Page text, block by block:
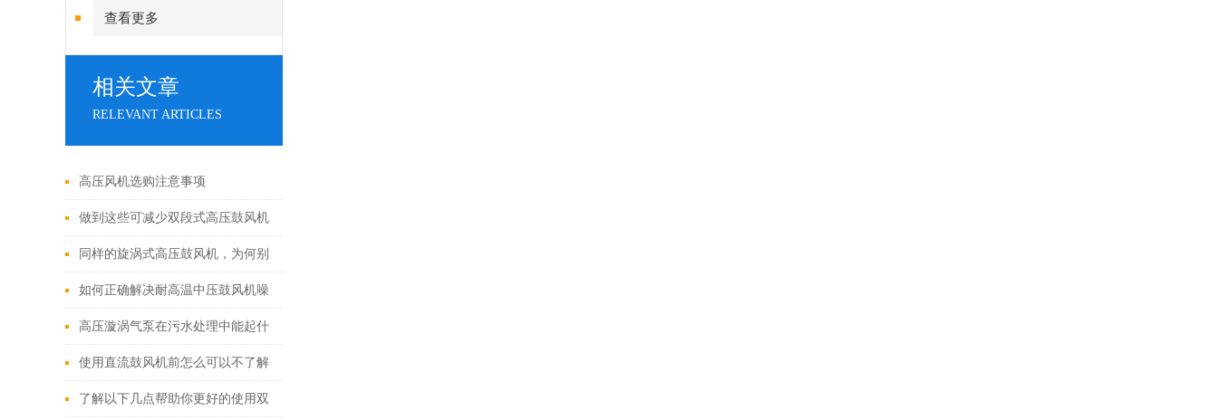
查看更多
相关文章
RELEVANT ARTICLES
高压风机选购注意事项
做到这些可减少双段式高压鼓风机
出现故障的频率！
同样的旋涡式高压鼓风机，为何别
人的使用寿命如此长？
如何正确解决耐高温中压鼓风机噪
音大的问题？
高压漩涡气泵在污水处理中能起什
么作用呢？
使用直流鼓风机前怎么可以不了解
这些！
了解以下几点帮助你更好的使用双